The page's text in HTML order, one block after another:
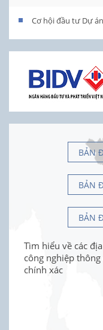
Cơ hội đầu tư Dự
BẢN
BẢN
BẢN
Tìm hiểu về các
công nghiệp
chính xác